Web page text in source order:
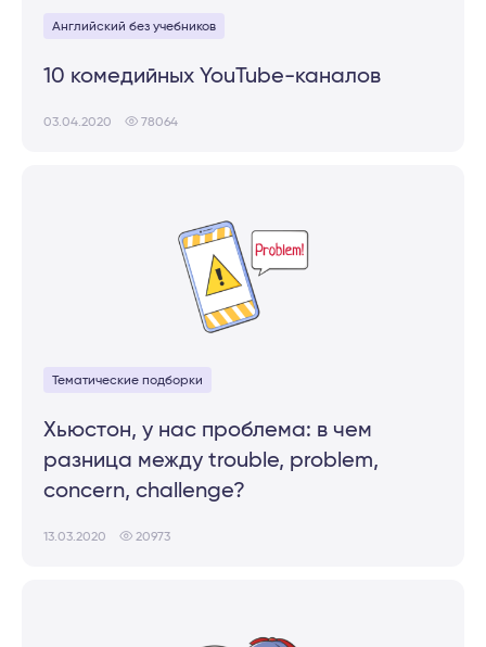
Английский без учебников
10 комедийных YouTube-каналов
03.04.2020 78064
Тематические подборки
Хьюстон, у нас проблема: в чем
разница между trouble, problem,
concern, challenge?
13.03.2020 20973